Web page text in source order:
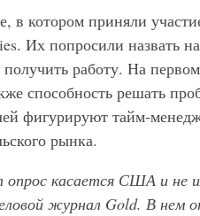
котором приняли
Их попросили назвать
работу. На
способность решать
фигурируют тайм-
рынка.
касается США и не
журнал Gold. В нем